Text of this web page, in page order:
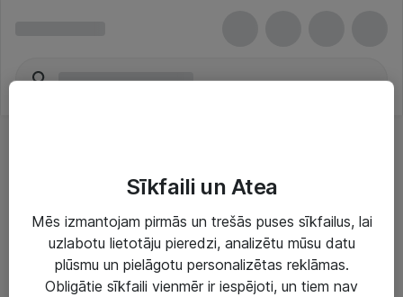
Risinājumi & Pakalpojumi
IT serviss un atbalsts
Sīkfaili un Atea
Mēs izmantojam pirmās un trešās puses sīkfailus, lai
uzlabotu lietotāju pieredzi, analizētu mūsu datu
plūsmu un pielāgotu personalizētas reklāmas.
Obligātie sīkfaili vienmēr ir iespējoti, un tiem nav